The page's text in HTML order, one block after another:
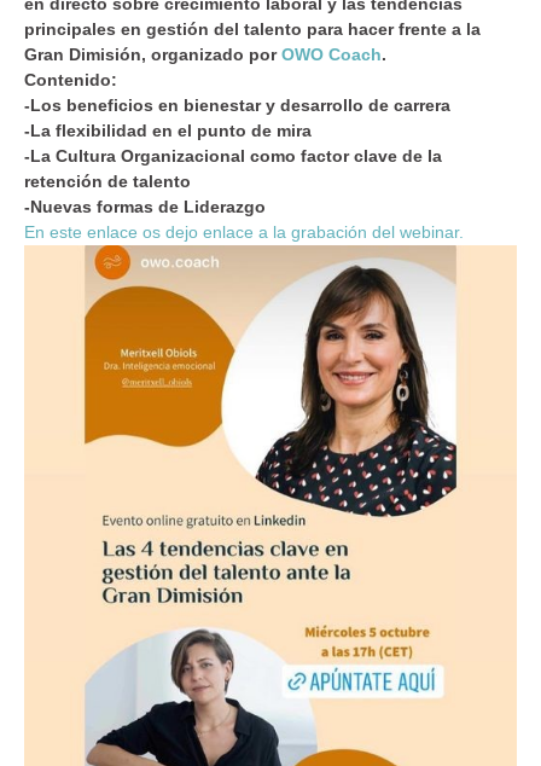
principales en gestión del talento para hacer frente a la
Gran Dimisión, organizado porOWO Coach.
Contenido:
-Los beneficios en bienestar y desarrollo de carrera
-La flexibilidad en el punto de mira
-La Cultura Organizacional como factor clave de la
retención de talento
-Nuevas formas de Liderazgo
En este enlace os dejo enlace a la grabación del webinar.